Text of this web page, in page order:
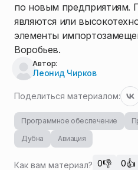
по новым предприятиям.
являются или
элементы
Воробьев.
Автор:
Леонид Чирков
Поделиться материалом:
Программное обеспечение
Дубна
Авиация
Как вам материал? 0👎 0👍